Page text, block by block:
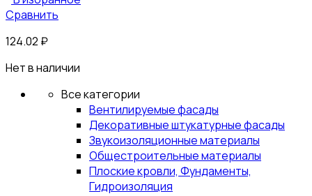
Сравнить
124.02 ₽
Нет в наличии
Все категории
Вентилируемые фасады
Декоративные штукатурные фасады
Звукоизоляционные материалы
Общестроительные материалы
Плоские кровли, Фундаменты,
Гидроизоляция